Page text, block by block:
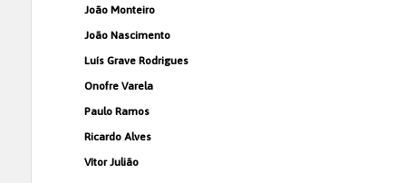
João Monteiro
João Nascimento
Luís Grave Rodrigues
Onofre Varela
Paulo Ramos
Ricardo Alves
Vítor Julião